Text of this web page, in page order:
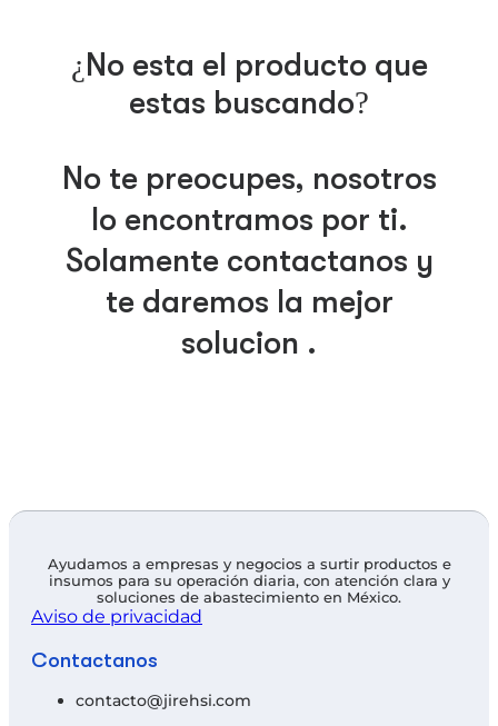
¿No esta el producto que
estas buscando?
No te preocupes, nosotros
lo encontramos por ti.
Solamente contáctanos y
te daremos la mejor
solución .
Ayudamos a empresas y negocios a surtir productos e
insumos para su operación diaria, con atención clara y
soluciones de abastecimiento en México.
Aviso de privacidad
Contáctanos
contacto@jirehsi.com